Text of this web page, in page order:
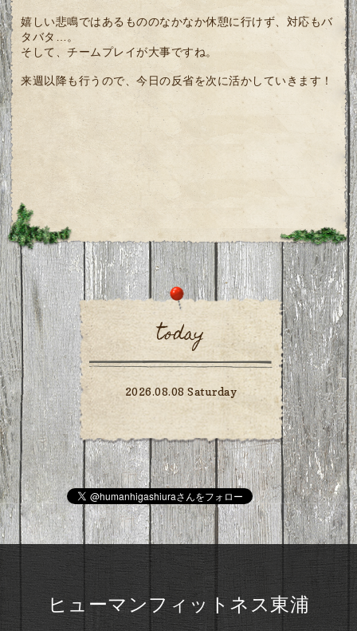
嬉しい悲鳴ではあるもののなかなか休憩に行けず、対応もバ
タバタ…。
そして、チームプレイが大事ですね。
来週以降も行うので、今日の反省を次に活かしていきます！
today
2026.08.08 Saturday
ヒューマンフィットネス東浦